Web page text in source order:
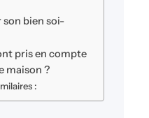
bien soi-
pris en compte
maison ?
: